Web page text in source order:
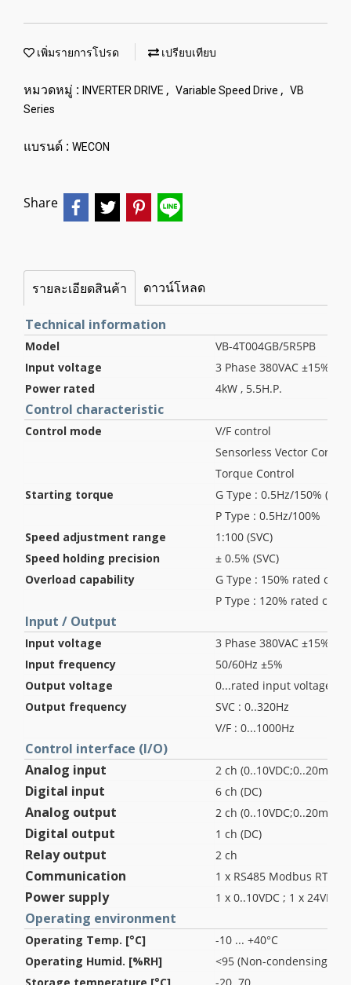
เพิ่มรายการโปรด เปรียบเทียบ
หมวดหมู่ : INVERTER DRIVE , Variable Speed Drive , VB
Series
แบรนด์ : WECON
Share
รายละเอียดสินค้า ดาวน์โหลด
Technical information
Model
VB-4T004GB/5R5PB
Input voltage
3 Phase 380VAC ±15%
Power rated
4kW , 5.5H.P.
Control characteristic
Control mode
V/F control
Sensorless Vector Control
Torque Control
Starting torque
G Type : 0.5Hz/150% (SVC)
P Type : 0.5Hz/100%
Speed adjustment range
1:100 (SVC)
Speed holding precision
± 0.5% (SVC)
Overload capability
G Type : 150% rated
P Type : 120% rated
Input / Output
Input voltage
3 Phase 380VAC ±15%
Input frequency
50/60Hz ±5%
Output voltage
0...rated input voltage
Output frequency
SVC : 0..320Hz
V/F : 0...1000Hz
Control interface (I/O)
Analog input
2 ch (0..10VDC;0..20mA)
Digital input 6 ch (DC)
Analog output 2 ch (0..10VDC;0..20mA)
Digital output 1 ch (DC)
Relay output 2 ch
Communication 1 x RS485 Modbus RTU
Power supply 1 x 0..10VDC ; 1 x
Operating environment
Operating Temp. [°C]
-10 ... +40°C
Operating Humid. [%RH]
<95 (Non-condensing)